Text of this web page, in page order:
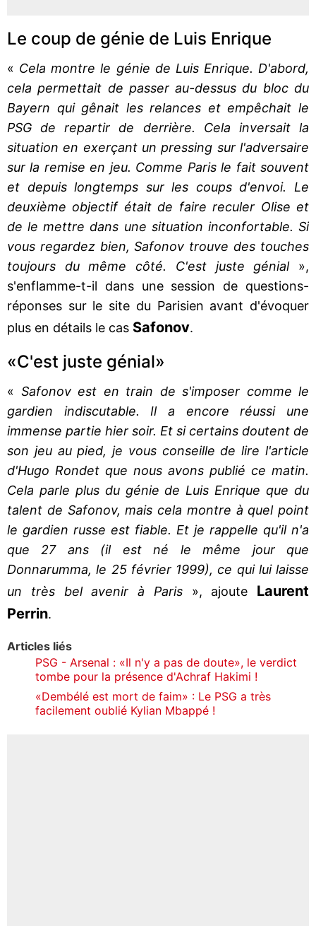
Le coup de génie de Luis Enrique
« Cela montre le génie de Luis Enrique. D'abord,
cela permettait de passer au-dessus du bloc du
Bayern qui gênait les relances et empêchait le
PSG de repartir de derrière. Cela inversait la
situation en exerçant un pressing sur l'adversaire
sur la remise en jeu. Comme Paris le fait souvent
et depuis longtemps sur les coups d'envoi. Le
deuxième objectif était de faire reculer Olise et
de le mettre dans une situation inconfortable. Si
vous regardez bien, Safonov trouve des touches
toujours du même côté. C'est juste génial»,
s'enflamme-t-il dans une session de questions-
réponses sur le site du Parisien avant d'évoquer
plus en détails le cas Safonov.
«C'est juste génial»
« Safonov est en train de s'imposer comme le
gardien indiscutable. Il a encore réussi une
immense partie hier soir. Et si certains doutent de
son jeu au pied, je vous conseille de lire l'article
d'Hugo Rondet que nous avons publié ce matin.
Cela parle plus du génie de Luis Enrique que du
talent de Safonov, mais cela montre à quel point
le gardien russe est fiable. Et je rappelle qu'il n'a
que 27 ans (il est né le même jour que
Donnarumma, le 25 février 1999), ce qui lui laisse
un très bel avenir à Paris», ajoute Laurent
Perrin.
Articles liés
PSG - Arsenal : «Il n'y a pas de doute», le verdict
tombe pour la présence d'Achraf Hakimi !
«Dembélé est mort de faim» : Le PSG a très
facilement oublié Kylian Mbappé !